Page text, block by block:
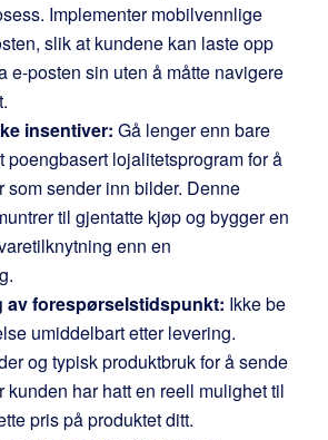
Implementer mobilvennlige
slik at kundene kan laste opp
e-posten sin uten å måtte navigere
insentiver: Gå lenger enn bare
poengbasert lojalitetsprogram for å
som sender inn bilder. Denne
til gjentatte kjøp og bygger en
enn en
av forespørselstidspunkt: Ikke be
umiddelbart etter levering.
og typisk produktbruk for å sende
kunden har hatt en reell mulighet til
pris på produktet ditt.